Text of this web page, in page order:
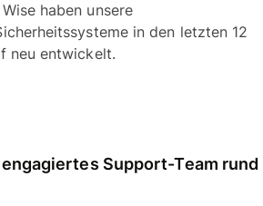
haben unsere
in den letzten 12
neu entwickelt.
Support-Team rund